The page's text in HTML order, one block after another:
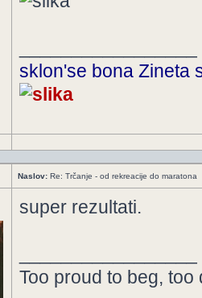
sklon'se bona Zineta
Naslov: Re: Trčanje - od rekreacije do maratona
super rezultati.
Too proud to beg,